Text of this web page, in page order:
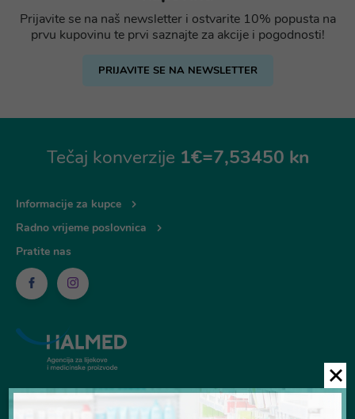
Prijavite se na naš newsletter i ostvarite 10% popusta na
prvu kupovinu te prvi saznajte za akcije i pogodnosti!
PRIJAVITE SE NA NEWSLETTER
Tečaj konverzije 1€=7,53450 kn
Informacije za kupce
Radno vrijeme poslovnica
Pratite nas